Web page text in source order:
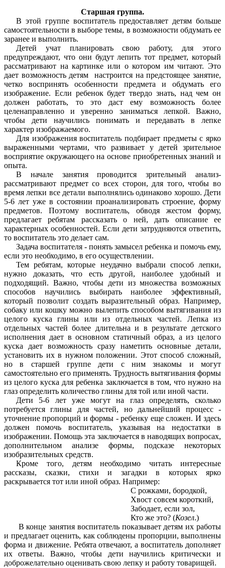
Старшая группа.
В этой группе воспитатель предоставляет детям больше
самостоятельности в выборе темы, в возможности обдумать ее
заранее и выполнить.
Детей учат планировать свою работу, для этого
предупреждают, что они будут лепить тот предмет, который
рассматривают на картинке или о котором им читают. Это
дает возможность детям настроится на предстоящее занятие,
четко воспринять особенности предмета и обдумать его
изображение. Если ребенок будет твердо знать, над чем он
должен работать, то это даст ему возможность более
целенаправленно и уверенно заниматься лепкой. Важно,
чтобы дети научились понимать и передавать в лепке
характер изображаемого.
Для изображения воспитатель подбирает предметы с ярко
выраженными чертами, что развивает у детей зрительное
восприятие окружающего на основе приобретенных знаний и
опыта.
В начале занятия проводится зрительный анализ-
рассматривают предмет со всех сторон, для того, чтобы во
время лепки все детали выполнялись одинаково хорошо. Дети
5-6 лет уже в состоянии проанализировать строение, форму
предметов. Поэтому воспитатель, обводя жестом форму,
предлагает ребятам рассказать о ней, дать описание ее
характерных особенностей. Если дети затрудняются ответить,
то воспитатель это делает сам.
Задача воспитателя - понять замысел ребенка и помочь ему,
если это необходимо, в его осуществлении.
Тем ребятам, которые неудачно выбрали способ лепки,
нужно доказать, что есть другой, наиболее удобный и
подходящий. Важно, чтобы дети из множества возможных
способов научились выбирать наиболее эффективный,
который позволит создать выразительный образ. Например,
собаку или кошку можно вылепить способом вытягивания из
целого куска глины или из отдельных частей. Лепка из
отдельных частей более длительна и в результате детского
исполнения дает в основном статичный образ, а из целого
куска дает возможность сразу наметить основные детали,
установить их в нужном положении. Этот способ сложный,
но в старшей группе дети с ним знакомы и могут
самостоятельно его применять. Трудность вытягивания формы
из целого куска для ребенка заключается в том, что нужно на
глаз определить количество глины для той или иной части.
Дети 5-6 лет уже могут на глаз определять, сколько
потребуется глины для частей, но дальнейший процесс -
уточнение пропорций и формы - ребенку еще сложен. И здесь
должен помочь воспитатель, указывая на недостатки в
изображении. Помощь эта заключается в наводящих вопросах,
дополнительном анализе формы, подсказе некоторых
изобразительных средств.
Кроме того, детям необходимо читать интересные
рассказы, сказки, стихи и загадки в которых ярко
раскрывается тот или иной образ. Например:
С рожками, бородкой,
Хвост совсем короткий,
Забодает, если зол,
Кто же это? (Козел.)
В конце занятия воспитатель показывает детям их работы
и предлагает оценить, как соблюдены пропорции, выполнены
форма и движение. Ребята отвечают, а воспитатель дополняет
их ответы. Важно, чтобы дети научились критически и
доброжелательно оценивать свою лепку и работу товарищей.